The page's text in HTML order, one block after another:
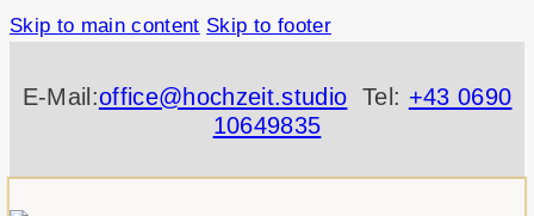
Skip to main content Skip to footer
E-Mail:office@hochzeit.studio Tel: +43 0690
10649835